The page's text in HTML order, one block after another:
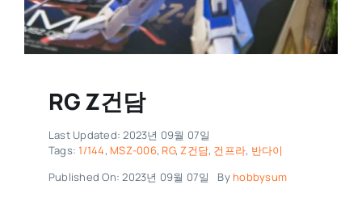
RG Z건담
Last Updated: 2023년 09월 07일
Tags:1/144, MSZ-006, RG,Z건담, 건프라, 반다이
Published On: 2023년 09월 07일
By hobbysum